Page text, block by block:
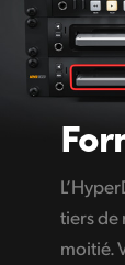
tiers de
moitié.